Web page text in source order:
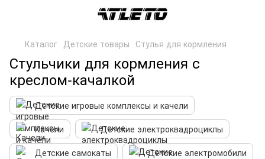
Каталог Детские товары Стулья для кормления
Стульчики для кормления с
креслом-качалкой
Детские игровые комплексы и качели
Качели
Детские электроквадроциклы
Детские самокаты
Детские электромобили